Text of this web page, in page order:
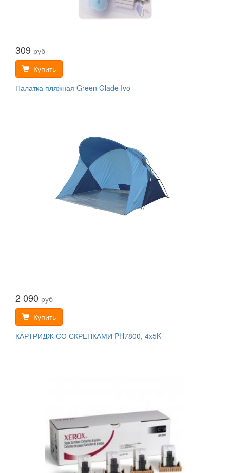
309 руб
Купить
Палатка пляжная Green Glade Ivo
2 090 руб
Купить
КАРТРИДЖ СО СКРЕПКАМИ PH7800, 4x5K